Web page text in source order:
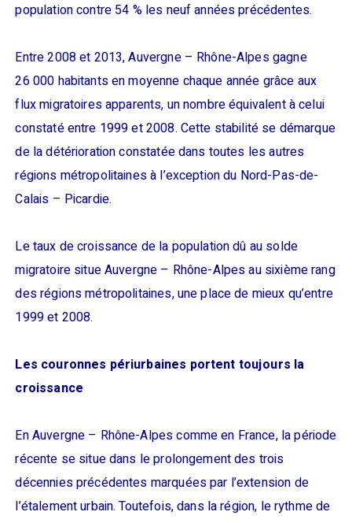
population contre 54 % les neuf années précédentes.
Entre 2008 et 2013, Auvergne – Rhône-Alpes gagne
26 000 habitants en moyenne chaque année grâce aux
flux migratoires apparents, un nombre équivalent à celui
constaté entre 1999 et 2008. Cette stabilité se démarque
de la détérioration constatée dans toutes les autres
régions métropolitaines à l’exception du Nord-Pas-de-
Calais – Picardie.
Le taux de croissance de la population dû au solde
migratoire situe Auvergne – Rhône-Alpes au sixième rang
des régions métropolitaines, une place de mieux qu’entre
1999 et 2008.
Les couronnes périurbaines portent toujours la
croissance
En Auvergne – Rhône-Alpes comme en France, la période
récente se situe dans le prolongement des trois
décennies précédentes marquées par l’extension de
l’étalement urbain. Toutefois, dans la région, le rythme de